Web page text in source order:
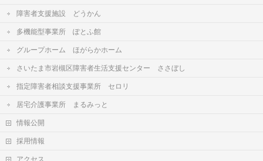
障害者支援施設 どうかん
多機能型事業所 ぽとふ館
グループホーム ほがらかホーム
さいたま市岩槻区障害者生活支援センター ささぼし
指定障害者相談支援事業所 セロリ
居宅介護事業所 まるみっと
情報公開
採用情報
アクセス